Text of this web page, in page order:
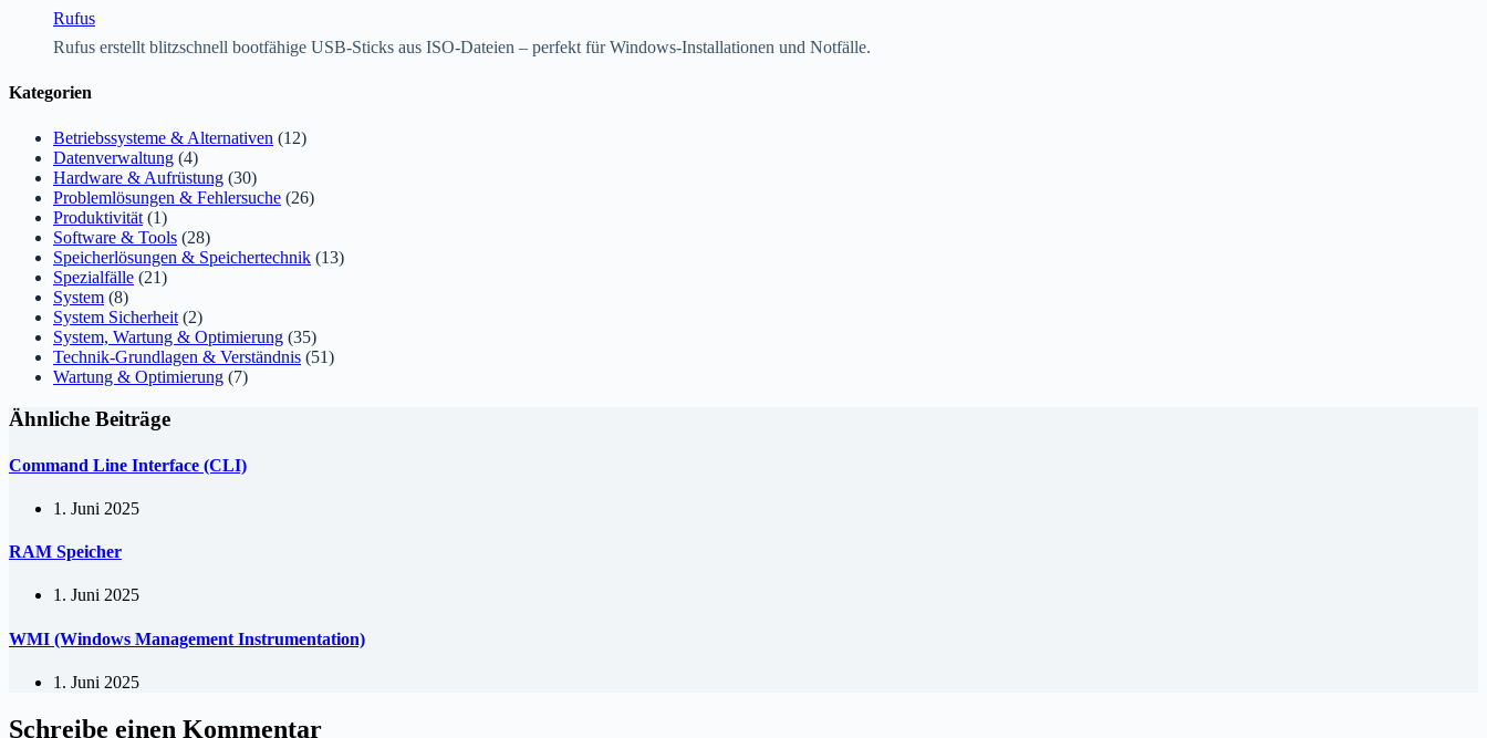
Rufus
Rufus erstellt blitzschnell bootfähige USB-Sticks aus ISO-Dateien – perfekt für Windows-Installationen und Notfälle.
Kategorien
Betriebssysteme & Alternativen (12)
Datenverwaltung (4)
Hardware & Aufrüstung (30)
Problemlösungen & Fehlersuche (26)
Produktivität (1)
Software & Tools (28)
Speicherlösungen & Speichertechnik (13)
Spezialfälle (21)
System (8)
System Sicherheit (2)
System, Wartung & Optimierung (35)
Technik-Grundlagen & Verständnis (51)
Wartung & Optimierung (7)
Ähnliche Beiträge
Command Line Interface (CLI)
1. Juni 2025
RAM Speicher
1. Juni 2025
WMI (Windows Management Instrumentation)
1. Juni 2025
Schreibe einen Kommentar